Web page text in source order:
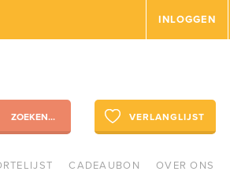
INLOGGEN
ZOEKEN...
VERLANGLIJST
CADEAUBON OVER ONS